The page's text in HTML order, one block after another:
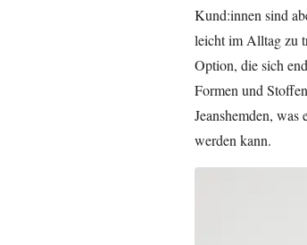
Kund:innen sind
leicht im Alltag zu
Option, die sich
Formen und
Jeanshemden, was
werden kann.